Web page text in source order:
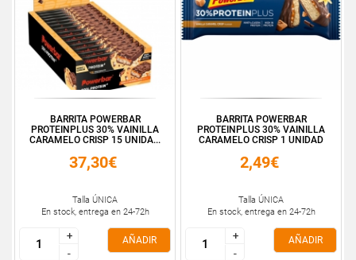
BARRITA POWERBAR
PROTEINPLUS 30% VAINILLA
CARAMELO CRISP 15 UNIDA...
37,30€
Talla ÚNICA
En stock, entrega en 24-72h
+
-
+
-
AÑADIR
BARRITA POWERBAR
PROTEINPLUS 30% VAINILLA
CARAMELO CRISP 1 UNIDAD
2,49€
Talla ÚNICA
En stock, entrega en 24-72h
+
-
+
-
AÑADIR